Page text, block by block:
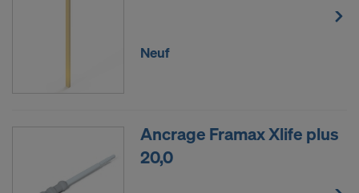
Neuf
Ancrage Framax Xlife plus
20,0